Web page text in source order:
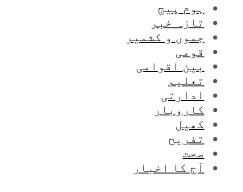
ہوم پیج
تازہ خبر
جموں و کشمیر
قومی
بین اقوامی
تعلیم
ادارتی
کاروبار
کھیل
تفریح
صحت
آج کا اخبار